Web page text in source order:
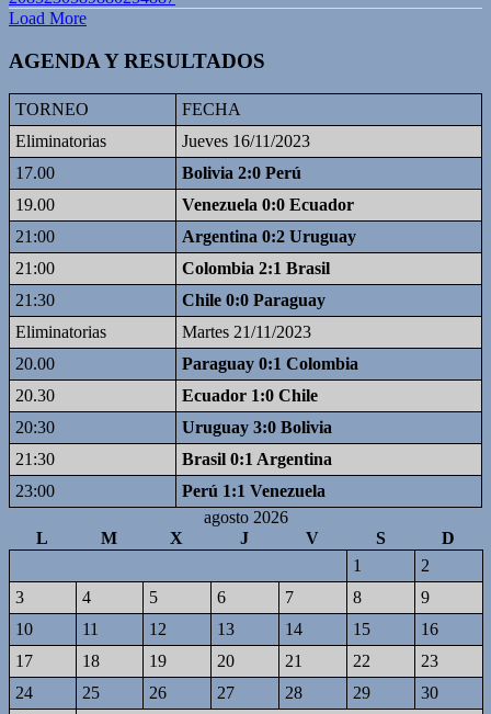
Load More
AGENDA Y RESULTADOS
TORNEO
FECHA
Eliminatorias
Jueves 16/11/2023
17.00
Bolivia 2:0 Perú
19.00
Venezuela 0:0 Ecuador
21:00
Argentina 0:2 Uruguay
21:00
Colombia 2:1 Brasil
21:30
Chile 0:0 Paraguay
Eliminatorias
Martes 21/11/2023
20.00
Paraguay 0:1 Colombia
20.30
Ecuador 1:0 Chile
20:30
Uruguay 3:0 Bolivia
21:30
Brasil 0:1 Argentina
23:00
Perú 1:1 Venezuela
agosto 2026
L
M X J V S
D
1
2
3
4 5 6 7 8
9
10
11 12 13 14 15
16
17
18 19 20 21 22
23
24
25 26 27 28 29
30